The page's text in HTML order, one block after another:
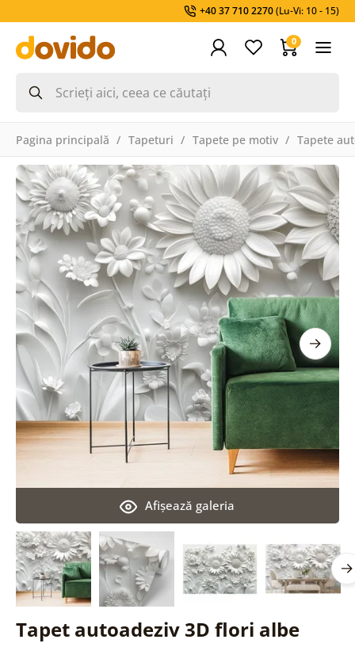
+40 37 710 2270(Lu-Vi: 10 - 15)
0
Pagina principală Tapeturi Tapete pe motiv Tapete
Tapet autoadeziv 3D flori albe
Afişează galeria